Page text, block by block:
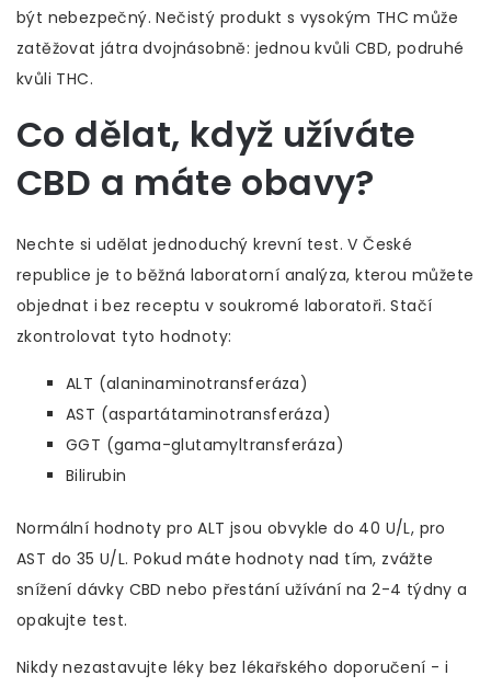
být nebezpečný. Nečistý produkt s vysokým THC může
zatěžovat játra dvojnásobně: jednou kvůli CBD, podruhé
kvůli THC.
Co dělat, když užíváte
CBD a máte obavy?
Nechte si udělat jednoduchý krevní test. V České
republice je to běžná laboratorní analýza, kterou můžete
objednat i bez receptu v soukromé laboratoři. Stačí
zkontrolovat tyto hodnoty:
ALT (alaninaminotransferáza)
AST (aspartátaminotransferáza)
GGT (gama-glutamyltransferáza)
Bilirubin
Normální hodnoty pro ALT jsou obvykle do 40 U/L, pro
AST do 35 U/L. Pokud máte hodnoty nad tím, zvážte
snížení dávky CBD nebo přestání užívání na 2-4 týdny a
opakujte test.
Nikdy nezastavujte léky bez lékařského doporučení - i